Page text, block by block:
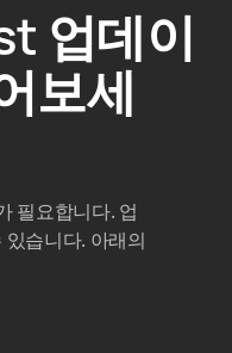
업데이
보세
필요합니다. 업
습니다. 아래의